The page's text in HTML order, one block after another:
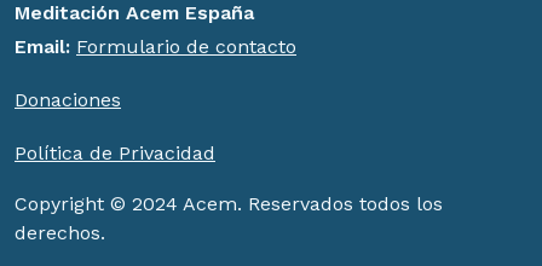
Meditación Acem España
Email: Formulario de contacto
Donaciones
Política de Privacidad
Copyright © 2024 Acem. Reservados todos los
derechos.